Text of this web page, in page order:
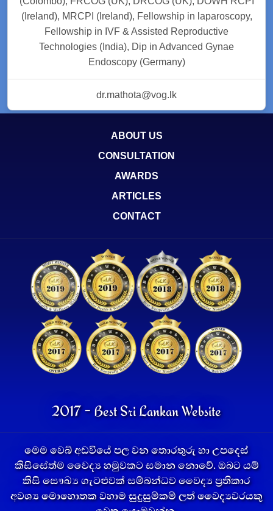
(Ireland), MRCPI (Ireland), Fellowship in laparoscopy,
Fellowship in IVF & Assisted Reproductive
Technologies (India), Dip in Advanced Gynae
Endoscopy (Germany)
dr.mathota@vog.lk
ABOUT US
CONSULTATION
AWARDS
ARTICLES
CONTACT
2017 - Best Sri Lankan Website
මෙම වෙබ් අඩවියේ පල වන තොරතුරු හා උපදෙස්
කිසිසේත්ම වෛද්‍ය හමුවකට සමාන නොවේ. ඔබට යම්
කිසි සෞඛ්‍ය ගැටළුවක් සම්බන්ධව වෛද්‍ය ප්‍රතිකාර
අවශ්‍ය මොහොතක වහාම සුදුසුම්කම් ලත් වෛද්‍යවරයකු